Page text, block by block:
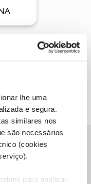
lhe uma
e segura.
similares nos
são necessários
(cookies
para analisar